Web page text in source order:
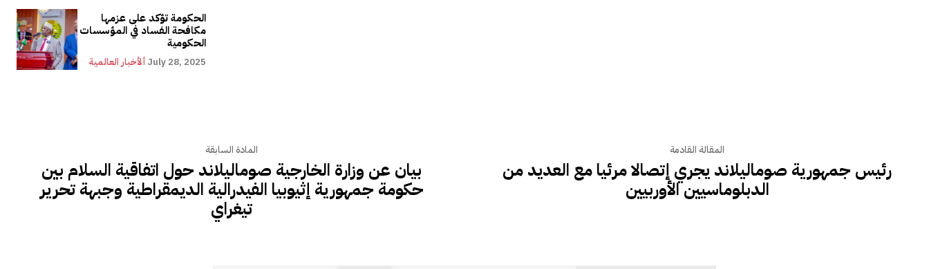
الحكومة تؤكد على عزمها
مكافحة الفساد في المؤسسات
الحكومية
ألأخبار العالمية July 28, 2025
المادة السابقة
بيان عن وزارة الخارجية صوماليلاند حول اتفاقية السلام بين
حكومة جمهورية إثيوبيا الفيدرالية الديمقراطية وجبهة تحرير
تيغراي
المقالة القادمة
رئيس جمهورية صوماليلاند يجري إتصالا مرئيا مع العديد من
الدبلوماسيين الأوربيين